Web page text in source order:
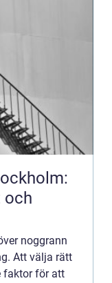
och
noggrann
Att välja rätt
faktor för att